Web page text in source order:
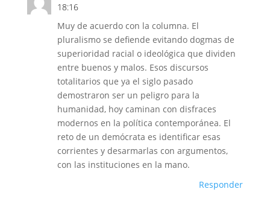
18:16
Muy de acuerdo con la columna. El
pluralismo se defiende evitando dogmas de
superioridad racial o ideológica que dividen
entre buenos y malos. Esos discursos
totalitarios que ya el siglo pasado
demostraron ser un peligro para la
humanidad, hoy caminan con disfraces
modernos en la política contemporánea. El
reto de un demócrata es identificar esas
corrientes y desarmarlas con argumentos,
con las instituciones en la mano.
Responder